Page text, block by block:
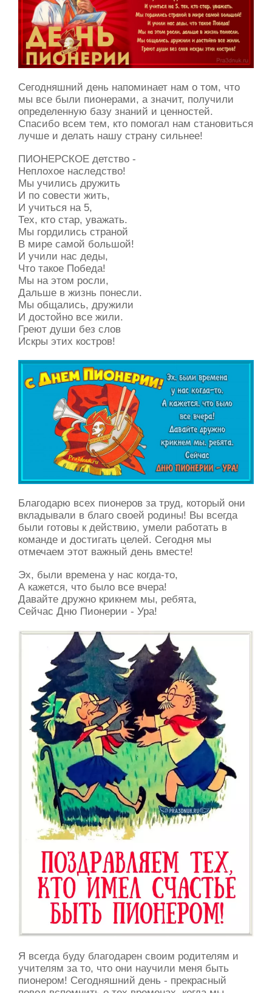
Сегодняшний день напоминает нам о том, что
мы все были пионерами, а значит, получили
определенную базу знаний и ценностей.
Спасибо всем тем, кто помогал нам становиться
лучше и делать нашу страну сильнее!
ПИОНЕРСКОЕ детство -
Неплохое наследство!
Мы учились дружить
И по совести жить,
И учиться на 5,
Тех, кто стар, уважать.
Мы гордились страной
В мире самой большой!
И учили нас деды,
Что такое Победа!
Мы на этом росли,
Дальше в жизнь понесли.
Мы общались, дружили
И достойно все жили.
Греют души без слов
Искры этих костров!
Благодарю всех пионеров за труд, который они
вкладывали в благо своей родины! Вы всегда
были готовы к действию, умели работать в
команде и достигать целей. Сегодня мы
отмечаем этот важный день вместе!
Эх, были времена у нас когда-то,
А кажется, что было все вчера!
Давайте дружно крикнем мы, ребята,
Сейчас Дню Пионерии - Ура!
Я всегда буду благодарен своим родителям и
учителям за то, что они научили меня быть
пионером! Сегодняшний день - прекрасный